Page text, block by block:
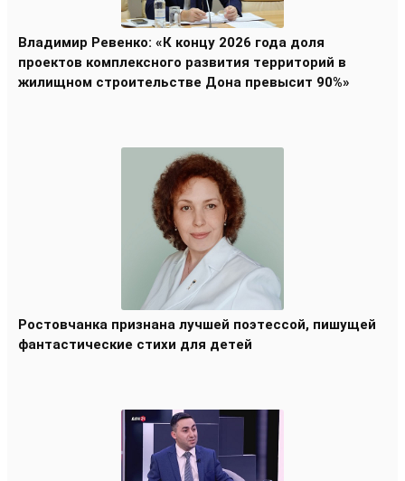
Владимир Ревенко: «К концу 2026 года доля
проектов комплексного развития территорий в
жилищном строительстве Дона превысит 90%»
Ростовчанка признана лучшей поэтессой, пишущей
фантастические стихи для детей